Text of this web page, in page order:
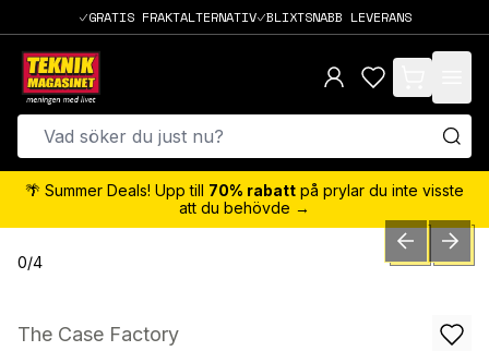
GRATIS FRAKTALTERNATIV BLIXTSNABB LEVERANS
items in cart,
🌴 Summer Deals! Upp till 70% rabatt på prylar du inte visste
att du behövde →
0/4 PREVIOUSNEXT
The Case Factory